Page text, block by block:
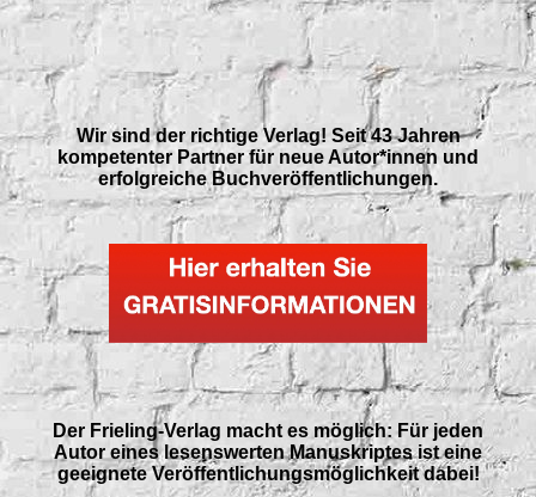
Wir sind der richtige Verlag! Seit 43 Jahren
kompetenter Partner für neue Autor*innen und
erfolgreiche Buchveröffentlichungen.
Der Frieling-Verlag macht es möglich: Für jeden
Autor eines lesenswerten Manuskriptes ist eine
geeignete Veröffentlichungsmöglichkeit dabei!